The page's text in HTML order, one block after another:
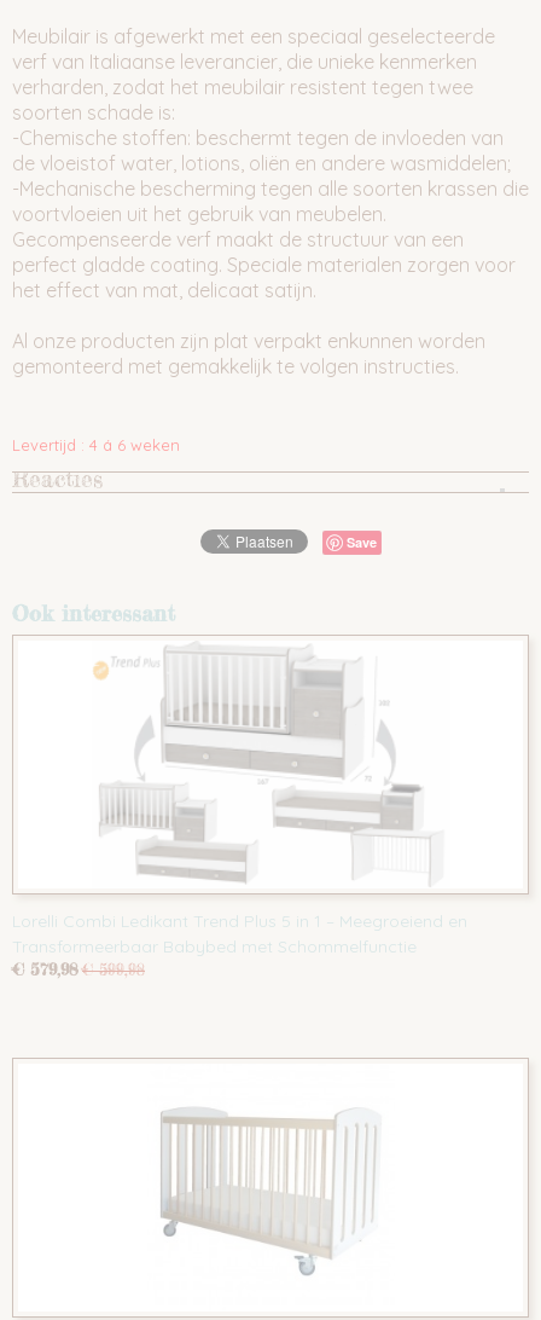
Meubilair is afgewerkt met een speciaal geselecteerde
verf van Italiaanse leverancier, die unieke kenmerken
verharden, zodat het meubilair resistent tegen twee
soorten schade is:
-Chemische stoffen: beschermt tegen de invloeden van
de vloeistof water, lotions, oliën en andere wasmiddelen;
-Mechanische bescherming tegen alle soorten krassen die
voortvloeien uit het gebruik van meubelen.
Gecompenseerde verf maakt de structuur van een
perfect gladde coating. Speciale materialen zorgen voor
het effect van mat, delicaat satijn.
Al onze producten zijn plat verpakt enkunnen worden
gemonteerd met gemakkelijk te volgen instructies.
Levertijd : 4 á 6 weken
Reacties
Save
Ook interessant
Lorelli Combi Ledikant Trend Plus 5 in 1 – Meegroeiend en
Transformeerbaar Babybed met Schommelfunctie
€ 579,98 € 599,98